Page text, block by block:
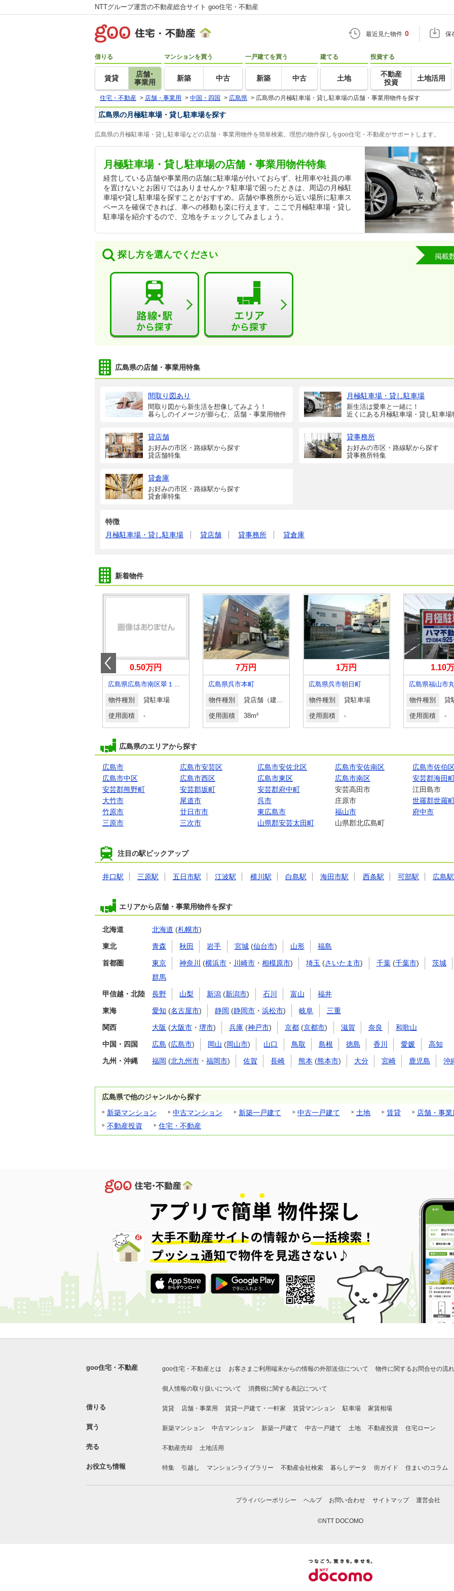
NTTグループ運営の不動産総合サイト goo住宅・不動産
最近見た物件 0 保
借りる
賃貸
店舗･
事業用
マンションを買う
新築 中古
一戸建てを買う
新築 中古
建てる
土地
投資する
不動産
投資
土地活用
住宅・不動産 > 店舗・事業用 > 中国・四国 > 広島県 > 広島県の月極駐車場・貸し駐車場の店舗・事業用物件を探す
広島県の月極駐車場・貸し駐車場を探す
広島県の月極駐車場・貸し駐車場などの店舗・事業用物件を簡単検索。理想の物件探しをgoo住宅・不動産がサポートします。
月極駐車場・貸し駐車場の店舗・事業用物件特集
経営している店舗や事業用の店舗に駐車場が付いておらず、社用車や社員の車
を置けないとお困りではありませんか？駐車場で困ったときは、周辺の月極駐
車場や貸し駐車場を探すことがおすすめ。店舗や事務所から近い場所に駐車ス
ペースを確保できれば、車への移動も楽に行えます。ここで月極駐車場・貸し
駐車場を紹介するので、立地をチェックしてみましょう。
探し方を選んでください 掲載
広島県の店舗・事業用特集
間取り図あり
間取り図から新生活を想像してみよう！
暮らしのイメージが膨らむ、店舗・事業用物件
月極駐車場・貸し駐車場
新生活は愛車と一緒に！
近くにある月極駐車場・貸し駐車場
貸店舗
お好みの市区・路線駅から探す
貸店舗特集
貸事務所
お好みの市区・路線駅から探す
貸事務所特集
貸倉庫
お好みの市区・路線駅から探す
貸倉庫特集
特徴
月極駐車場・貸し駐車場
貸店舗 貸事務所 貸倉庫
新着物件
0.50万円
広島県広島市南区翠１丁目
物件種別 貸駐車場
使用面積 -
7万円
広島県呉市本町
物件種別 貸店舗（建物一部）
使用面積 38m²
1万円
広島県呉市朝日町
物件種別 貸駐車場
使用面積 -
1.10
物件種別 貸
使用面積 -
広島県のエリアから探す
広島市 広島市安芸区 広島市安佐北区 広島市安佐南区
広島市佐伯
広島市中区
広島市西区 広島市東区 広島市南区
安芸郡海田
安芸郡熊野町
安芸郡坂町 安芸郡府中町 安芸高田市
江田島市
大竹市
尾道市 呉市 庄原市
世羅郡世羅
竹原市
廿日市市 東広島市 福山市
府中市
三原市
三次市 山県郡安芸太田町 山県郡北広島町
注目の駅ピックアップ
井口駅 三原駅 五日市駅 江波駅 横川駅 白島駅 海田市駅 西条駅 可部駅 広島駅
エリアから店舗・事業用物件を探す
北海道 北海道 (札幌市)
東北 青森 秋田 岩手 宮城(仙台市) 山形 福島
首都圏 東京 神奈川 (横浜市 ・ 川崎市 ・相模原市) 埼玉 (さいたま市) 千葉(千葉市) 茨城
群馬
甲信越・北陸 長野 山梨 新潟 (新潟市) 石川 富山 福井
東海 愛知 (名古屋市) 静岡 (静岡市 ・浜松市) 岐阜 三重
関西 大阪 (大阪市 ・ 堺市) 兵庫 (神戸市) 京都 (京都市) 滋賀 奈良 和歌山
中国・四国 広島 (広島市) 岡山 (岡山市) 山口 鳥取 島根 徳島 香川 愛媛 高知
九州・沖縄 福岡 (北九州市 ・ 福岡市) 佐賀 長崎 熊本 (熊本市) 大分 宮崎 鹿児島 沖
広島県で他のジャンルから探す
新築マンション
中古マンション 新築一戸建て 中古一戸建て 土地 賃貸
店舗・事業
不動産投資
住宅・不動産
goo住宅・不動産 goo住宅・不動産とは お客さまご利用端末からの情報の外部送信について 物件に関するお問合せの流れ
個人情報の取り扱いについて 消費税に関する表記について
借りる 賃貸 店舗・事業用 賃貸一戸建て・一軒家 賃貸マンション 駐車場 家賃相場
買う 新築マンション 中古マンション 新築一戸建て 中古一戸建て 土地 不動産投資 住宅ローン
売る 不動産売却 土地活用
お役立ち情報 特集 引越し マンションライブラリー 不動産会社検索 暮らしデータ 街ガイド 住まいのコラム
プライバシーポリシー ヘルプ お問い合わせ サイトマップ 運営会社
©NTT DOCOMO